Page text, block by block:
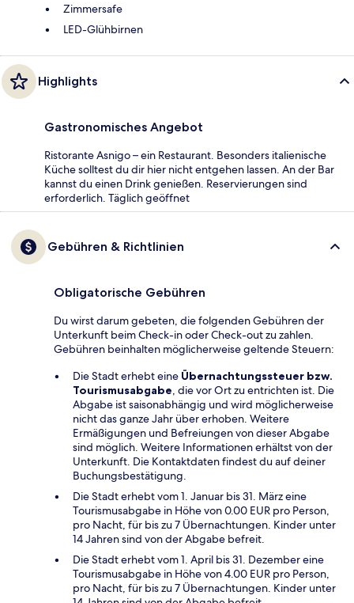
Zimmersafe
LED-Glühbirnen
Highlights
Gastronomisches Angebot
Ristorante Asnigo – ein Restaurant. Besonders italienische
Küche solltest du dir hier nicht entgehen lassen. An der Bar
kannst du einen Drink genießen. Reservierungen sind
erforderlich. Täglich geöffnet
Gebühren & Richtlinien
Obligatorische Gebühren
Du wirst darum gebeten, die folgenden Gebühren der
Unterkunft beim Check-in oder Check-out zu zahlen.
Gebühren beinhalten möglicherweise geltende Steuern:
Die Stadt erhebt eine Übernachtungssteuer bzw.
Tourismusabgabe, die vor Ort zu entrichten ist. Die
Abgabe ist saisonabhängig und wird möglicherweise
nicht das ganze Jahr über erhoben. Weitere
Ermäßigungen und Befreiungen von dieser Abgabe
sind möglich. Weitere Informationen erhältst von der
Unterkunft. Die Kontaktdaten findest du auf deiner
Buchungsbestätigung.
Die Stadt erhebt vom 1. Januar bis 31. März eine
Tourismusabgabe in Höhe von 0.00 EUR pro Person,
pro Nacht, für bis zu 7 Übernachtungen. Kinder unter
14 Jahren sind von der Abgabe befreit.
Die Stadt erhebt vom 1. April bis 31. Dezember eine
Tourismusabgabe in Höhe von 4.00 EUR pro Person,
pro Nacht, für bis zu 7 Übernachtungen. Kinder unter